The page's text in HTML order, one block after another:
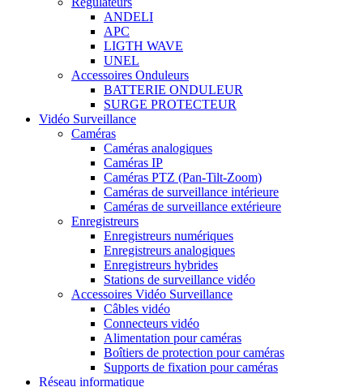
ANDELI
APC
LIGTH WAVE
UNEL
Accessoires Onduleurs
BATTERIE ONDULEUR
SURGE PROTECTEUR
Vidéo Surveillance
Caméras
Caméras analogiques
Caméras IP
Caméras PTZ (Pan-Tilt-Zoom)
Caméras de surveillance intérieure
Caméras de surveillance extérieure
Enregistreurs
Enregistreurs numériques
Enregistreurs analogiques
Enregistreurs hybrides
Stations de surveillance vidéo
Accessoires Vidéo Surveillance
Câbles vidéo
Connecteurs vidéo
Alimentation pour caméras
Boîtiers de protection pour caméras
Supports de fixation pour caméras
Réseau informatique